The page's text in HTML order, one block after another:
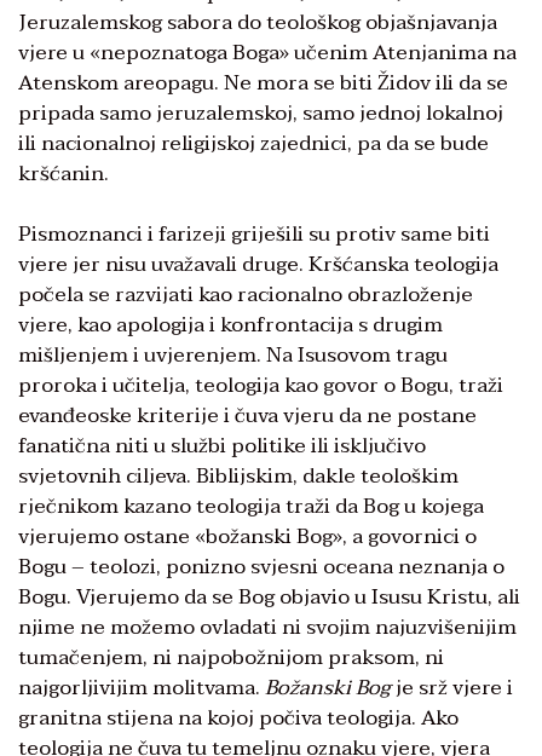
Jeruzalemskog sabora do teološkog objašnjavanja
vjere u «nepoznatoga Boga» učenim Atenjanima na
Atenskom areopagu. Ne mora se biti Židov ili da se
pripada samo jeruzalemskoj, samo jednoj lokalnoj
ili nacionalnoj religijskoj zajednici, pa da se bude
kršćanin.
Pismoznanci i farizeji griješili su protiv same biti
vjere jer nisu uvažavali druge. Kršćanska teologija
počela se razvijati kao racionalno obrazloženje
vjere, kao apologija i konfrontacija s drugim
mišljenjem i uvjerenjem. Na Isusovom tragu
proroka i učitelja, teologija kao govor o Bogu, traži
evanđeoske kriterije i čuva vjeru da ne postane
fanatična niti u službi politike ili isključivo
svjetovnih ciljeva. Biblijskim, dakle teološkim
rječnikom kazano teologija traži da Bog u kojega
vjerujemo ostane «božanski Bog», a govornici o
Bogu – teolozi, ponizno svjesni oceana neznanja o
Bogu. Vjerujemo da se Bog objavio u Isusu Kristu, ali
njime ne možemo ovladati ni svojim najuzvišenijim
tumačenjem, ni najpobožnijom praksom, ni
najgorljivijim molitvama.Božanski Bogje srž vjere i
granitna stijena na kojoj počiva teologija. Ako
teologija ne čuva tu temeljnu oznaku vjere, vjera